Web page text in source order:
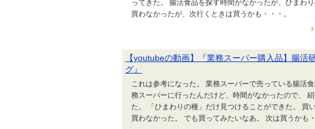
ってきた。 腸活食品を探す時間がなかったが、ひまわ
買わなかったが、次行くときは買うかも・・・。
【youtubeの動画】『業務スーパー購入品】腸活
グ』
これは参考になった。 業務スーパーで売っている腸活
務スーパーに行ったんだけど、時間がなかったので、
た。 「ひまわりの種」だけ見つけることができた。 買
買わなかった。 でも買ってみたいなあ。 次は買うかも・